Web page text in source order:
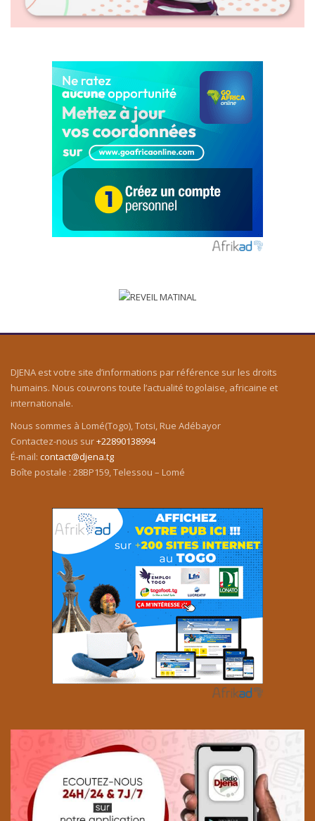
DJENA est votre site d’informations par référence sur les droits
humains. Nous couvrons toute l’actualité togolaise, africaine et
internationale.
Nous sommes à Lomé(Togo), Totsi, Rue Adébayor
Contactez-nous sur+22890138994
É-mail: contact@djena.tg
Boîte postale : 28BP159, Telessou – Lomé